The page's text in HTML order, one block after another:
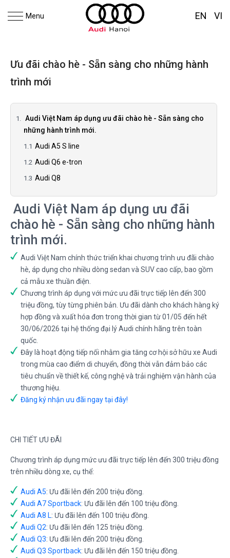
Menu EN VI
Ưu đãi chào hè - Sẵn sàng cho những hành
trình mới
Audi Việt Nam áp dụng ưu đãi chào hè - Sẵn sàng cho
những hành trình mới.
Audi A5 S line
Audi Q6 e-tron
Audi Q8
Audi Việt Nam áp dụng ưu đãi
chào hè - Sẵn sàng cho những hành
trình mới.
Audi Việt Nam chính thức triển khai chương trình ưu đãi chào
hè, áp dụng cho nhiều dòng sedan và SUV cao cấp, bao gồm
cả mẫu xe thuần điện.
Chương trình áp dụng với mức ưu đãi trực tiếp lên đến 300
triệu đồng, tùy từng phiên bản. Ưu đãi dành cho khách hàng ký
hợp đồng và xuất hóa đơn trong thời gian từ 01/05 đến hết
30/06/2026 tại hệ thống đại lý Audi chính hãng trên toàn
quốc.
Đây là hoạt động tiếp nối nhằm gia tăng cơ hội sở hữu xe Audi
trong mùa cao điểm di chuyển, đồng thời vẫn đảm bảo các
tiêu chuẩn về thiết kế, công nghệ và trải nghiệm vận hành của
thương hiệu.
Đăng ký nhận ưu đãi ngay tại đây!
CHI TIẾT ƯU ĐÃI
Chương trình áp dụng mức ưu đãi trực tiếp lên đến 300 triệu đồng
trên nhiều dòng xe, cụ thể:
Audi A5: Ưu đãi lên đến 200 triệu đồng.
Audi A7 Sportback: Ưu đãi lên đến 100 triệu đồng.
Audi A8 L: Ưu đãi lên đến 100 triệu đồng.
Audi Q2: Ưu đãi lên đến 125 triệu đồng.
Audi Q3: Ưu đãi lên đến 200 triệu đồng.
Audi Q3 Sportback: Ưu đãi lên đến 150 triệu đồng.